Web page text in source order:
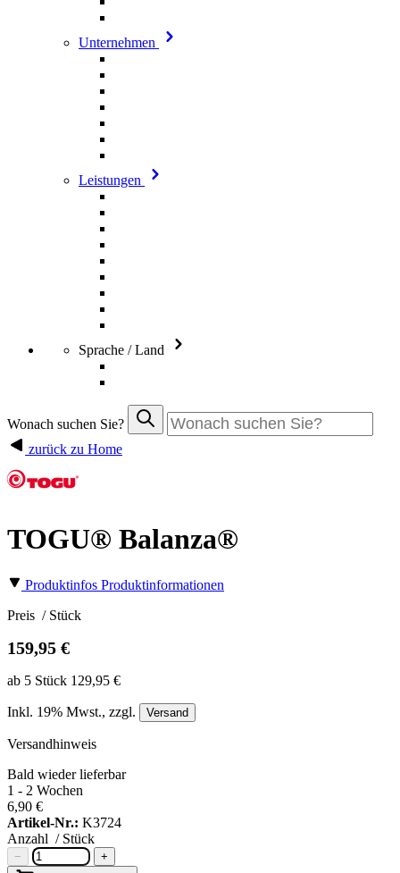
Unternehmen
Leistungen
Sprache / Land
Wonach suchen Sie?
zurück zu Home
TOGU® Balanza®
Produktinfos Produktinformationen
Preis / Stück
159,95 €
ab 5 Stück 129,95 €
Inkl. 19% Mwst., zzgl. Versand
Versandhinweis
Bald wieder lieferbar
1 - 2 Wochen
6,90 €
Artikel-Nr.: K3724
Anzahl / Stück
− +